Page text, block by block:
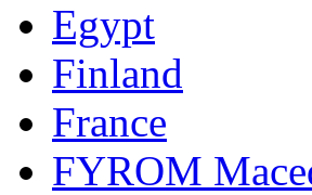
Egypt
Finland
France
FYROM